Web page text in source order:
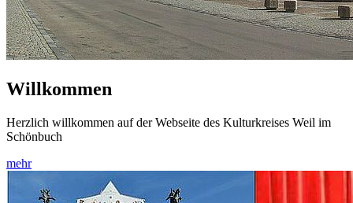
Willkommen
Herzlich willkommen auf der Webseite des Kulturkreises Weil im
Schönbuch
mehr